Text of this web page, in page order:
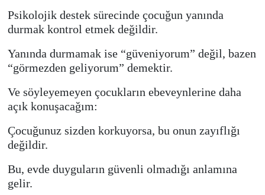
Psikolojik destek sürecinde çocuğun yanında
durmak kontrol etmek değildir.
Yanında durmamak ise “güveniyorum” değil, bazen
“görmezden geliyorum” demektir.
Ve söyleyemeyen çocukların ebeveynlerine daha
açık konuşacağım:
Çocuğunuz sizden korkuyorsa, bu onun zayıflığı
değildir.
Bu, evde duyguların güvenli olmadığı anlamına
gelir.